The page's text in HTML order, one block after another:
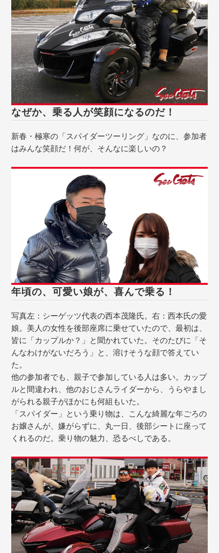
なぜか、乗る人が笑顔になるのだ！
新春・極寒の「スパイダーツーリング」なのに、参加者
はみんな笑顔だ！何が、そんなに楽しいの？
年頃の、可愛い娘が、喜んで乗る！
写真左：シーゲッツ代表の西本茂隆氏。右：西本氏の愛
娘。美人の女性を後部座席に乗せていたので、最初は、
皆に「カップルか？」と聞かれていた。そのたびに「そ
んなわけがないだろう」と、溶けそうな顔で答えてい
た。
他の参加者でも、親子で参加している人は多い。カップ
ルと間違われ、他のおじさんライダーから、うらやまし
がられる親子がほかにも何組もいた。
「スパイダー」という乗り物は、こんな綺麗な年ごろの
お嬢さんが、嫌がらずに、丸一日、後部シートに座って
くれるのだ。乗り物の魅力、恐るべしである。